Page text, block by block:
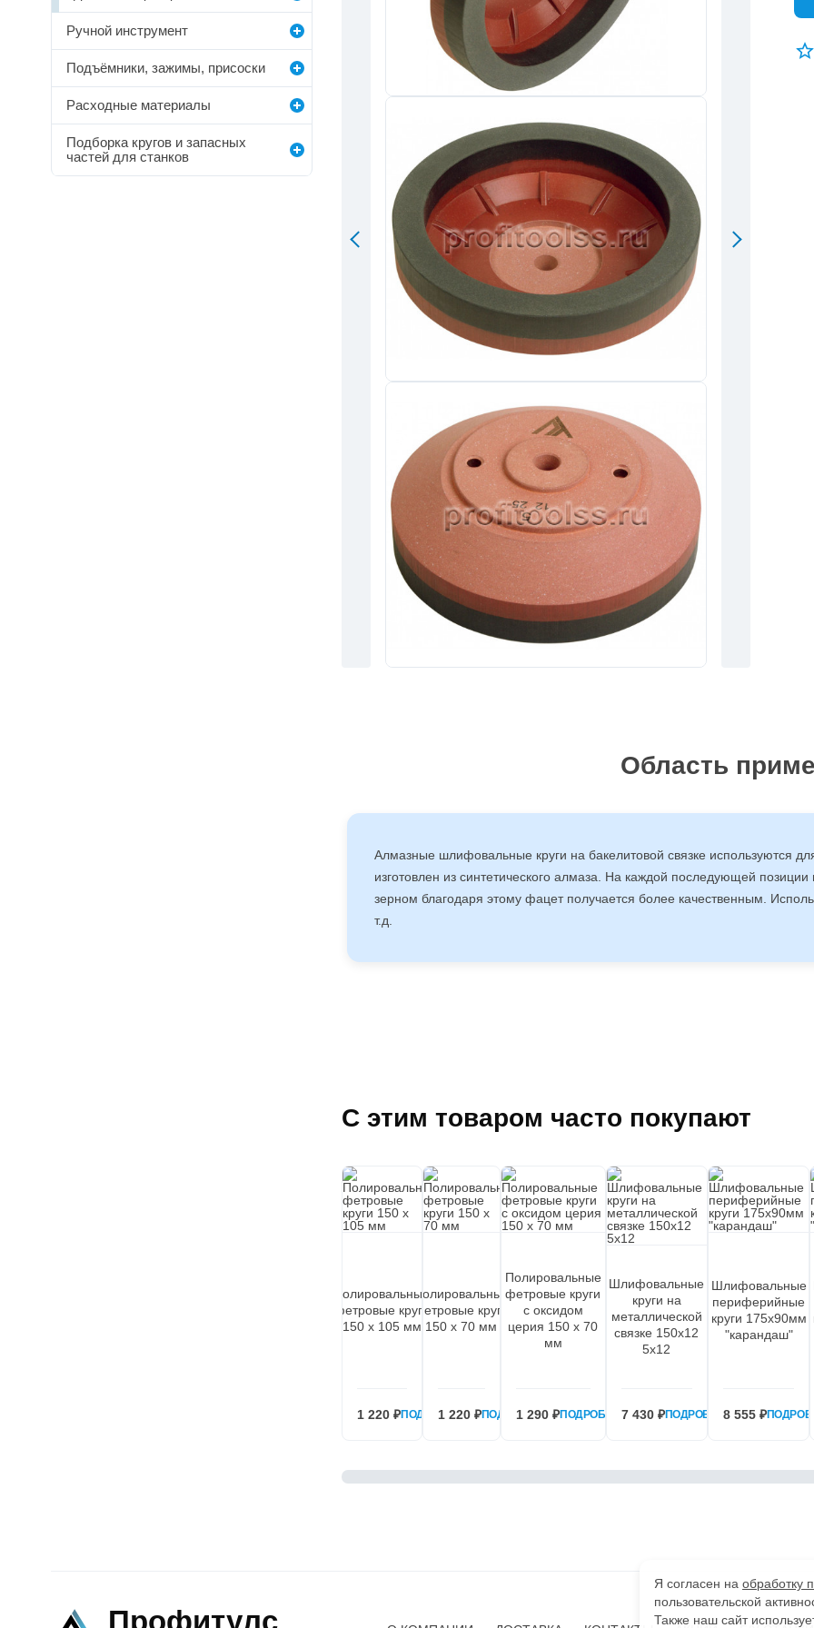
Область
Алмазные шлифовальные круги на бакелитовой связке используются
изготовлен из синтетического алмаза. На каждой последующей
зерном благодаря этому фацет получается более качественным.
т.д.
С этим товаром часто покупают
Полировальные
фетровые круги
150 х 105 мм
1 220 ₽ПОДРОБНЕЕ
Полировальные
фетровые круги
150 х 70 мм
1 220 ₽ПОДРОБНЕЕ
Полировальные
фетровые круги
c оксидом
церия 150 х 70
мм
1 290 ₽ПОДРОБНЕЕ
Шлифовальные
круги на
металлической
связке 150х12
5х12
7 430 ₽ПОДРОБНЕЕ
Шлифовальные
периферийные
круги 175х90мм
"карандаш"
8 555 ₽
Ручной инструмент
Подъёмники, зажимы, присоски
Расходные материалы
Подборка кругов и запасных
частей для станков
Профитулс
Я согласен на обработку
пользовательской
Также наш сайт